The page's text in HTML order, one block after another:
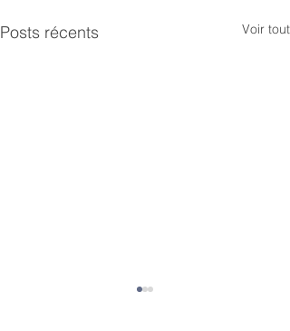
Posts récents Voir tout